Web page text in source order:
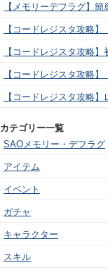
【メモリーデフラグ】
【コードレジスタ攻略
【コードレジスタ攻略
【コードレジスタ攻略
【コードレジスタ攻略
カテゴリー一覧
SAOメモリー・デフラグ
アイテム
イベント
ガチャ
キャラクター
スキル